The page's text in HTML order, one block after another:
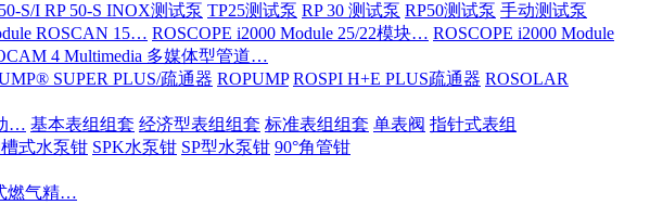
S/I RP 50-S INOX测试泵 TP25测试泵 RP 30 测试泵 RP50测试泵 手动测试泵
ROSCAN 15… ROSCOPE i2000 Module 25/22模块… ROSCOPE i2000 Module
4 Multimedia 多媒体型管道…
SUPER PLUS/疏通器 ROPUMP ROSPI H+E PLUS疏通器 ROSOLAR
… 基本表组组套 经济型表组组套 标准表组组套 单表阀 指针式表组
式水泵钳 SPK水泵钳 SP型水泵钳 90°角管钳
燃气精…